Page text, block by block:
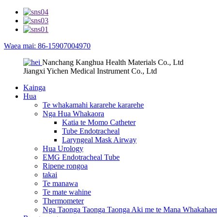
Waea mai: 86-15907004970
Nanchang Kanghua Health Materials Co., Ltd
Jiangxi Yichen Medical Instrument Co., Ltd
Kainga
Hua
Te whakamahi kararehe kararehe
Nga Hua Whakaora
Katia te Momo Catheter
Tube Endotracheal
Laryngeal Mask Airway
Hua Urology
EMG Endotracheal Tube
Ripene rongoa
takai
Te manawa
Te mate wahine
Thermometer
Nga Taonga Taonga Taonga Aki me te Mana